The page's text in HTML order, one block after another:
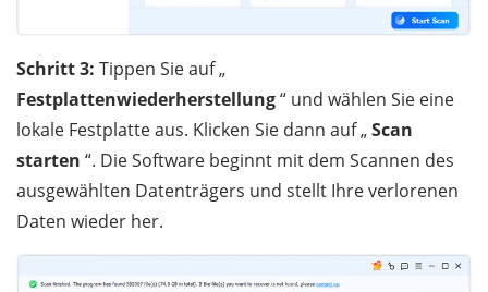
Schritt 3: Tippen Sie auf „
Festplattenwiederherstellung“ und wählen Sie eine
lokale Festplatte aus. Klicken Sie dann auf „Scan
starten “. Die Software beginnt mit dem Scannen des
ausgewählten Datenträgers und stellt Ihre verlorenen
Daten wieder her.